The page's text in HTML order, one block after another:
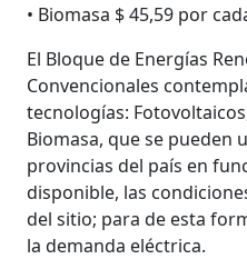
• Biomasa $ 45,59 por
El Bloque de Energías
Convencionales
tecnologías:
Biomasa, que se pueden
provincias del país en
disponible, las
del sitio; para de esta
la demanda eléctrica.